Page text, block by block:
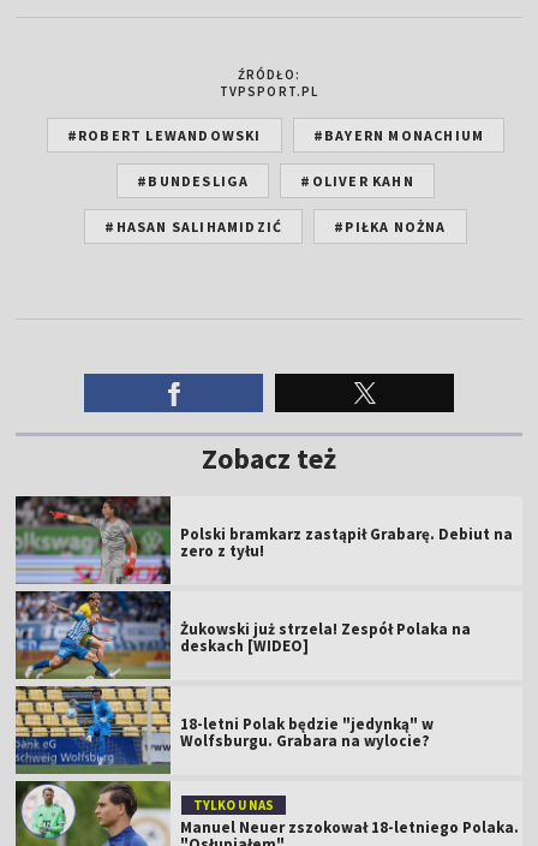
ŹRÓDŁO:
TVPSPORT.PL
#ROBERT LEWANDOWSKI #BAYERN MONACHIUM
#BUNDESLIGA #OLIVER KAHN
#HASAN SALIHAMIDZIĆ #PIŁKA NOŻNA
Zobacz też
Polski bramkarz zastąpił Grabarę. Debiut na
zero z tyłu!
Żukowski już strzela! Zespół Polaka na
deskach [WIDEO]
18-letni Polak będzie "jedynką" w
Wolfsburgu. Grabara na wylocie?
TYLKO U NAS
Manuel Neuer zszokował 18-letniego Polaka.